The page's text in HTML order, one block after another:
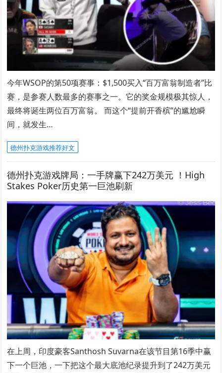
今年WSOP的第50项赛事：$1,500买入“百万富翁制造者”比
赛，是参赛人数最多的赛事之一。它的奖金规模极其惊人，
最终将诞生两位百万富翁。 而这个“提前开香槟”的尴尬瞬
间，就发生…
德州扑克游戏推荐好文
德州扑克游戏牌局：一手牌赢下242万美元 ！High
Stakes Poker历史第一巨池刷新
在上周，印度豪客Santhosh Suvarna在该节目第16季中赢
下一个巨池，一下把这个最大底池纪录提升到了242万美元